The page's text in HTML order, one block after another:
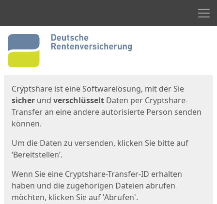
Start
Cryptshare ist eine Softwarelösung, mit der Sie
sicher und verschlüsselt Daten per Cryptshare-
Transfer an eine andere autorisierte Person senden
können.
Um die Daten zu versenden, klicken Sie bitte auf
‘Bereitstellen’.
Wenn Sie eine Cryptshare-Transfer-ID erhalten
haben und die zugehörigen Dateien abrufen
möchten, klicken Sie auf 'Abrufen'.